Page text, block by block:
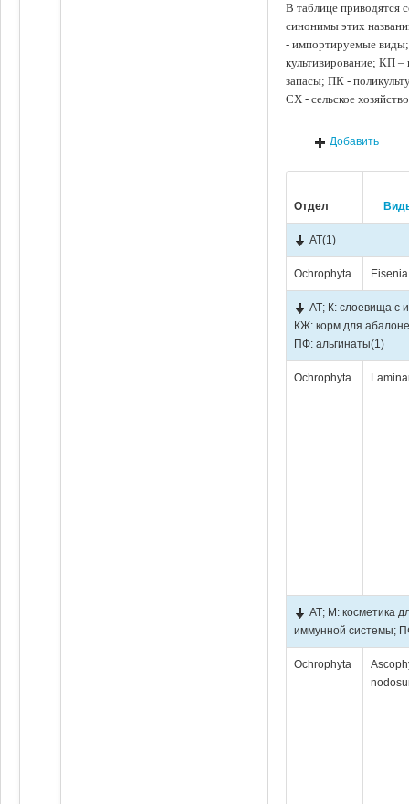
В таблице приводятся
синонимы этих
- импортируемые
культивирование; КП
запасы; ПК -
СХ - сельское
Добавить
Отдел
АТ(1)
Ochrophyta
АТ; К: слоевища с
КЖ: корм для
ПФ: альгинаты(1)
Ochrophyta
АТ; М: косметика
иммунной системы;
Ochrophyta